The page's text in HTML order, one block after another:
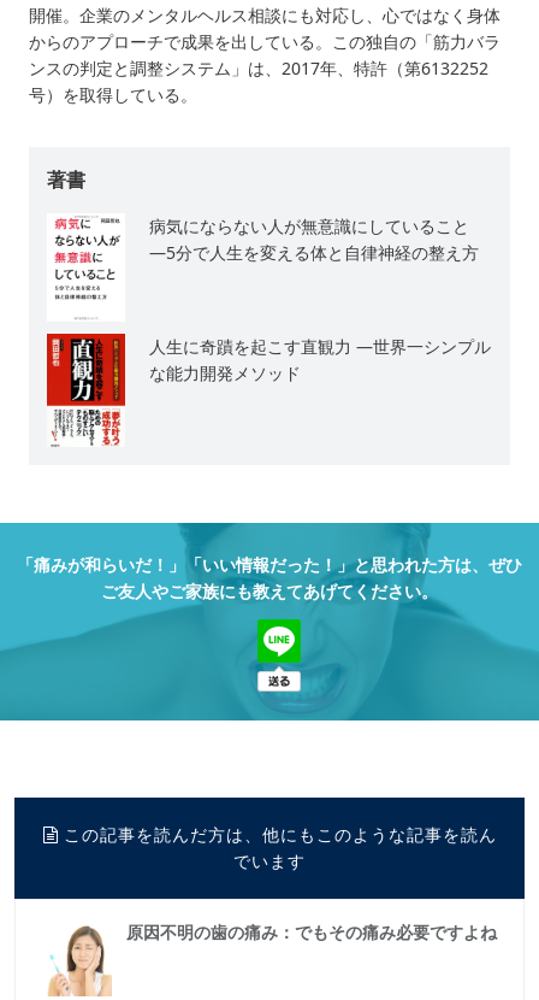
開催。企業のメンタルヘルス相談にも対応し、心ではなく身体
からのアプローチで成果を出している。この独自の「筋力バラ
ンスの判定と調整システム」は、2017年、特許（第6132252
号）を取得している。
著書
病気にならない人が無意識にしていること
―5分で人生を変える体と自律神経の整え方
人生に奇蹟を起こす直観力 ―世界一シンプル
な能力開発メソッド
「痛みが和らいだ！」「いい情報だった！」と思われた方は、 ぜひ
ご友人やご家族にも教えてあげてください。
この記事を読んだ方は、他にもこのような記事を読ん
でいます
原因不明の歯の痛み：でもその痛み必要ですよね